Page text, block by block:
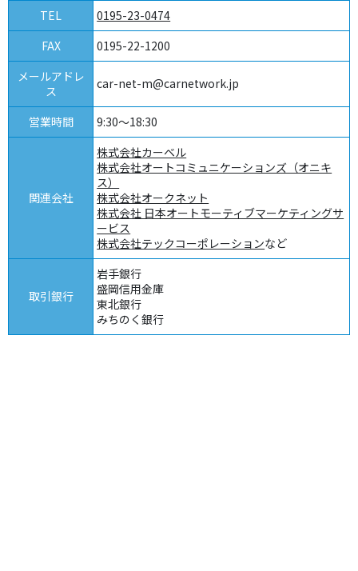
TEL
0195-23-0474
FAX
0195-22-1200
メールアドレ
ス
car-net-m@carnetwork.jp
営業時間 9:30～18:30
関連会社
株式会社カーベル
株式会社オートコミュニケーションズ（オニキ
ス）
株式会社オークネット
株式会社 日本オートモーティブマーケティングサ
ービス
株式会社テックコーポレーションなど
取引銀行
岩手銀行
盛岡信用金庫
東北銀行
みちのく銀行